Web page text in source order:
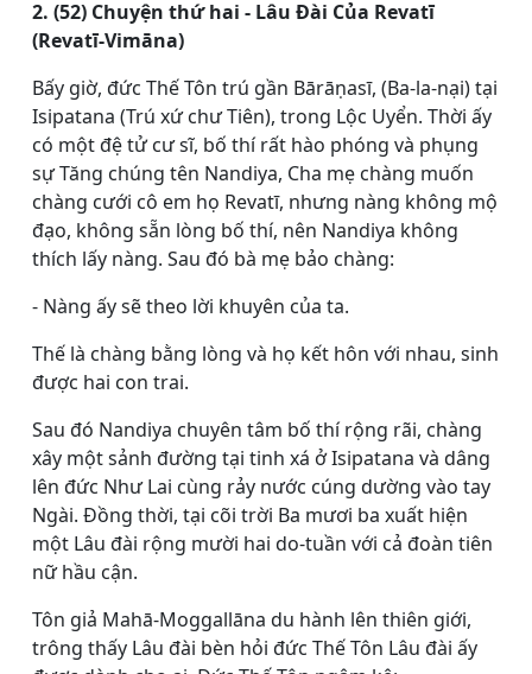
2. (52) Chuyện thứ hai - Lâu Ðài Của Revatī
(Revatī-Vimāna)
Bấy giờ, đức Thế Tôn trú gần Bārāṇasī, (Ba-la-nại) tại
Isipatana (Trú xứ chư Tiên), trong Lộc Uyển. Thời ấy
có một đệ tử cư sĩ, bố thí rất hào phóng và phụng
sự Tăng chúng tên Nandiya, Cha mẹ chàng muốn
chàng cưới cô em họ Revatī, nhưng nàng không mộ
đạo, không sẵn lòng bố thí, nên Nandiya không
thích lấy nàng. Sau đó bà mẹ bảo chàng:
- Nàng ấy sẽ theo lời khuyên của ta.
Thế là chàng bằng lòng và họ kết hôn với nhau, sinh
được hai con trai.
Sau đó Nandiya chuyên tâm bố thí rộng rãi, chàng
xây một sảnh đường tại tinh xá ở Isipatana và dâng
lên đức Như Lai cùng rảy nước cúng dường vào tay
Ngài. Ðồng thời, tại cõi trời Ba mươi ba xuất hiện
một Lâu đài rộng mười hai do-tuần với cả đoàn tiên
nữ hầu cận.
Tôn giả Mahā-Moggallāna du hành lên thiên giới,
trông thấy Lâu đài bèn hỏi đức Thế Tôn Lâu đài ấy